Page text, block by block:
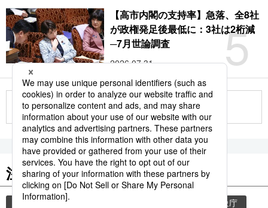
5
【高市内閣の支持率】急落、全8社
が政権発足後最低に：3社は2桁減
─7月世論調査
2026.07.31
もっと見る
注目のキーワード
共同通信ニュース 気象庁